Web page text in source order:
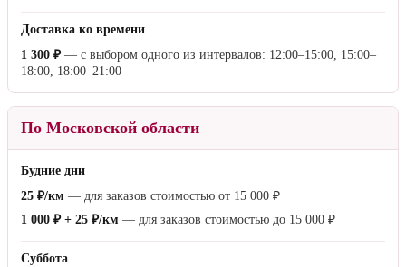
Доставка ко времени
1 300 ₽— с выбором одного из интервалов: 12:00–15:00, 15:00–
18:00, 18:00–21:00
По Московской области
Будние дни
25 ₽/км — для заказов стоимостью от 15 000 ₽
1 000 ₽ + 25 ₽/км — для заказов стоимостью до 15 000 ₽
Суббота